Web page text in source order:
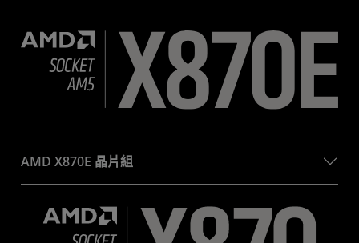
AMD X870E 晶片組